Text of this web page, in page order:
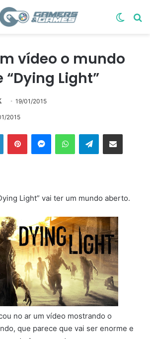
vídeo o mundo
Light”
Follow
on
19/01/2015
2015
LinkedinPinterestMessengerWhatsAppTelegramCompartilhar via e-mail
Light” vai ter um mundo aberto.
no ar um vídeo mostrando o
que parece que vai ser enorme e